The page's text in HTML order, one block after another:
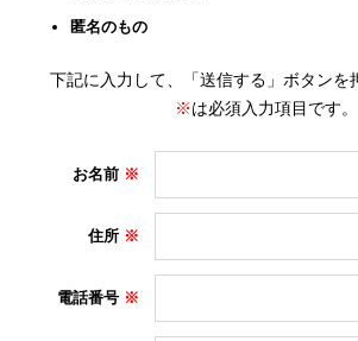
匿名のもの
下記に入力して、「送信する」ボタンを
※は必須入力項目です。
お名前
住所
電話番号